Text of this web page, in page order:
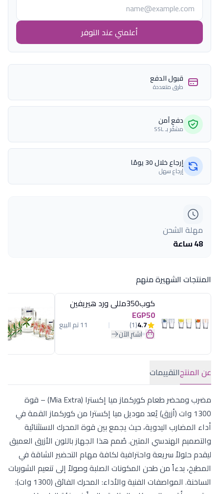
أعلمني عند التوفر
قبول الدفع
طرق متعددة
دفع آمن
مشفّر بـ SSL
إرجاع خلال 30 يومًا
إرجاع سهل
مهلة الشحن
48 ساعة
المنتجات الشهيرة منهم
كوب350مللى ورد هيريفين
EGP50
4.7
(1) 11 تم البيع
اشترِ الآن
عن المنتجالتقييمات
مضرب ومحضر طعام كوركماز ميا إكسترا (Mia Extra) – قوة
1300 وات (أزرق) يُعد موديل ميا إكسترا من كوركماز القمة في
أداء المضارب اليدوية، حيث يجمع بين قوة المحرك الاستثنائية
والتصميم الهندسي المتين. صُمم هذا الجهاز باللون الأزرق العميق
ليقدم حلولاً سريعة واحترافية لكافة مهام التحضير الشاقة في
المطبخ، بدءاً من طحن المكونات الصلبة وصولاً إلى تنعيم الشوربات
الساخنة. المواصفات الفنية والأداء: المحرك الفائق (1300 وات):